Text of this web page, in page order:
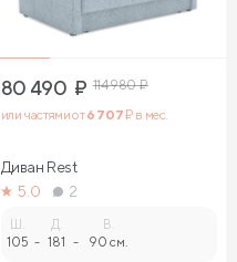
80 490 ₽ 114 980₽
или частями от6 707₽ в мес.
Диван Rest
5.0
2
105 -
Д.
181 -
В.
90 см.